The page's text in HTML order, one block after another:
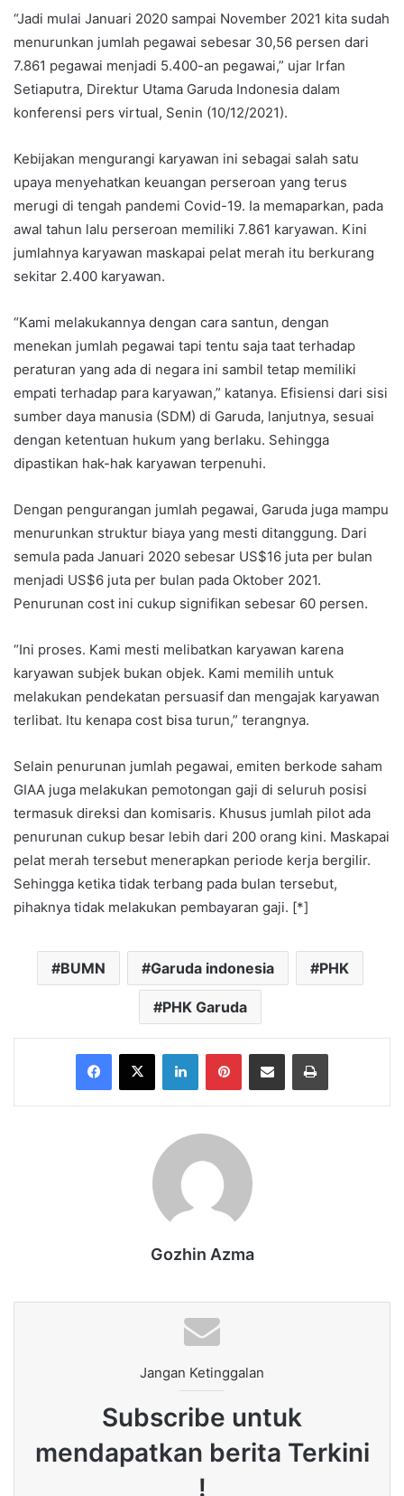
“Jadi mulai Januari 2020 sampai November 2021 kita sudah
menurunkan jumlah pegawai sebesar 30,56 persen dari
7.861 pegawai menjadi 5.400-an pegawai,” ujar Irfan
Setiaputra, Direktur Utama Garuda Indonesia dalam
konferensi pers virtual, Senin (10/12/2021).
Kebijakan mengurangi karyawan ini sebagai salah satu
upaya menyehatkan keuangan perseroan yang terus
merugi di tengah pandemi Covid-19. Ia memaparkan, pada
awal tahun lalu perseroan memiliki 7.861 karyawan. Kini
jumlahnya karyawan maskapai pelat merah itu berkurang
sekitar 2.400 karyawan.
“Kami melakukannya dengan cara santun, dengan
menekan jumlah pegawai tapi tentu saja taat terhadap
peraturan yang ada di negara ini sambil tetap memiliki
empati terhadap para karyawan,” katanya. Efisiensi dari sisi
sumber daya manusia (SDM) di Garuda, lanjutnya, sesuai
dengan ketentuan hukum yang berlaku. Sehingga
dipastikan hak-hak karyawan terpenuhi.
Dengan pengurangan jumlah pegawai, Garuda juga mampu
menurunkan struktur biaya yang mesti ditanggung. Dari
semula pada Januari 2020 sebesar US$16 juta per bulan
menjadi US$6 juta per bulan pada Oktober 2021.
Penurunan cost ini cukup signifikan sebesar 60 persen.
“Ini proses. Kami mesti melibatkan karyawan karena
karyawan subjek bukan objek. Kami memilih untuk
melakukan pendekatan persuasif dan mengajak karyawan
terlibat. Itu kenapa cost bisa turun,” terangnya.
Selain penurunan jumlah pegawai, emiten berkode saham
GIAA juga melakukan pemotongan gaji di seluruh posisi
termasuk direksi dan komisaris. Khusus jumlah pilot ada
penurunan cukup besar lebih dari 200 orang kini. Maskapai
pelat merah tersebut menerapkan periode kerja bergilir.
Sehingga ketika tidak terbang pada bulan tersebut,
pihaknya tidak melakukan pembayaran gaji. [*]
BUMN Garuda indonesia PHK
PHK Garuda
Facebook
X LinkedInPinterestShare via Email Print
Gozhin Azma
Jangan Ketinggalan
Subscribe untuk
mendapatkan berita Terkini
!